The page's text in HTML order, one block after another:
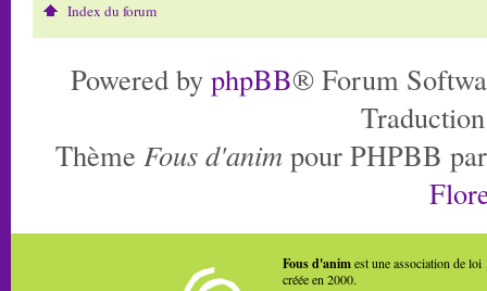
Index du forum
Powered by phpBB® Forum
Thème Fous d'anim pour PHPBB
Fous d'animest une association de loi
créée en 2000.